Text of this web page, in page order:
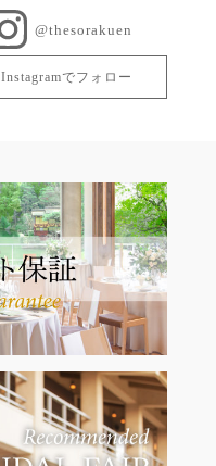
@thesorakuen
Instagramでフォロー